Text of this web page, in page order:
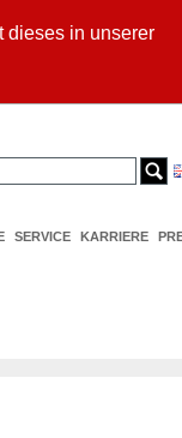
dieses in unserer
SERVICE KARRIERE